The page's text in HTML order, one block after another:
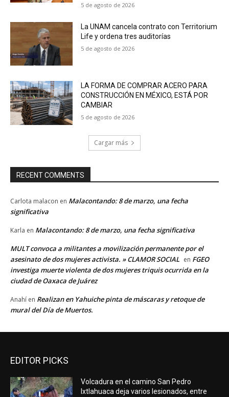
5 de agosto de 2026
La UNAM cancela contrato con Territorium
Life y ordena tres auditorías
5 de agosto de 2026
LA FORMA DE COMPRAR ACERO PARA
CONSTRUCCIÓN EN MÉXICO, ESTÁ POR
CAMBIAR
5 de agosto de 2026
Cargar más
RECENT COMMENTS
Carlota malacon en Malacontando: 8 de marzo, una fecha
significativa
Karla en Malacontando: 8 de marzo, una fecha significativa
MULT convoca a militantes a movilización permanente por el
asesinato de dos mujeres activista. » CLAMOR SOCIAL en FGEO
investiga muerte violenta de dos mujeres triquis ocurrida en la
ciudad de Oaxaca de Juárez
Anahí en Realizan en Yahuiche pinta de máscaras y retoque de
mural del Día de Muertos.
EDITOR PICKS
Volcadura en el camino San Pedro
Ixtlahuaca deja varios lesionados, entre